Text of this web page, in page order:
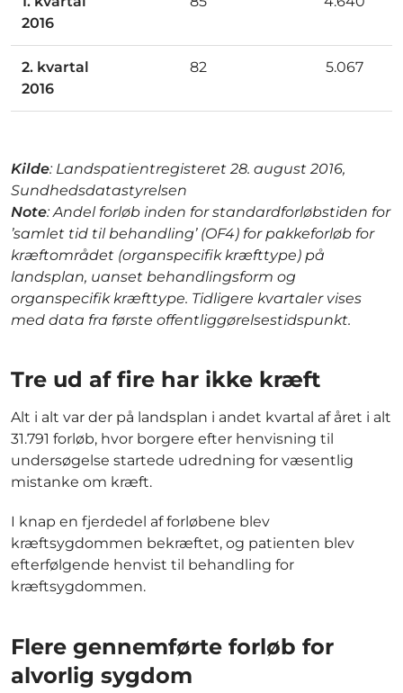
2016
2. kvartal
2016
82 5.067
Kilde: Landspatientregisteret 28. august 2016,
Sundhedsdatastyrelsen
Note: Andel forløb inden for standardforløbstiden for
’samlet tid til behandling’ (OF4) for pakkeforløb for
kræftområdet (organspecifik kræfttype) på
landsplan, uanset behandlingsform og
organspecifik kræfttype. Tidligere kvartaler vises
med data fra første offentliggørelsestidspunkt.
Tre ud af fire har ikke kræft
Alt i alt var der på landsplan i andet kvartal af året i alt
31.791 forløb, hvor borgere efter henvisning til
undersøgelse startede udredning for væsentlig
mistanke om kræft.
I knap en fjerdedel af forløbene blev
kræftsygdommen bekræftet, og patienten blev
efterfølgende henvist til behandling for
kræftsygdommen.
Flere gennemførte forløb for
alvorlig sygdom